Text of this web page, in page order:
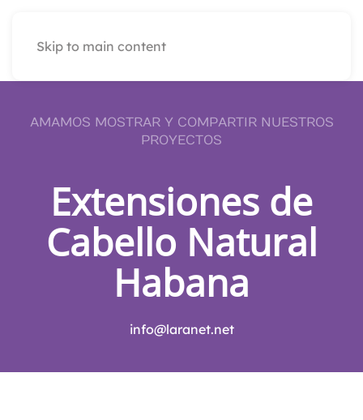
Skip to main content
AMAMOS MOSTRAR Y COMPARTIR NUESTROS
PROYECTOS
Extensiones de
Cabello Natural
Habana
info@laranet.net